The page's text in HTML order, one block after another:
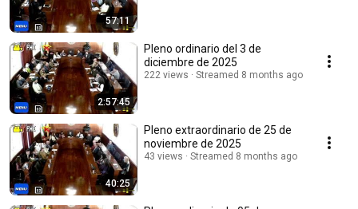
57:11
2:57:45
Pleno ordinario del 3 de
diciembre de 2025
222 views Streamed 8 months ago
40:25
Pleno extraordinario de 25 de
noviembre de 2025
43 views Streamed 8 months ago